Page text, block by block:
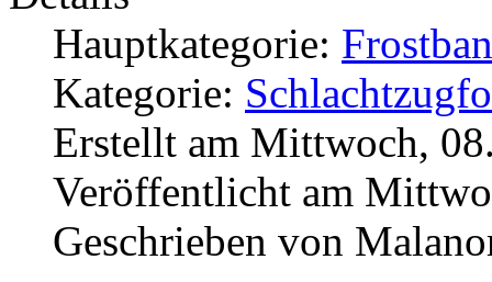
Hauptkategorie:
Kategorie:
Erstellt am Mittwoch,
Veröffentlicht am
Geschrieben von